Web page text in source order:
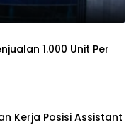
1.000 Unit Per
Kerja Posisi Assistant